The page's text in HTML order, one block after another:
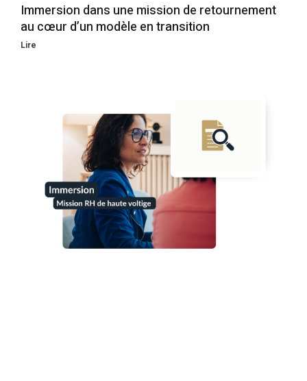
Immersion dans une mission de retournement
au cœur d’un modèle en transition
Lire